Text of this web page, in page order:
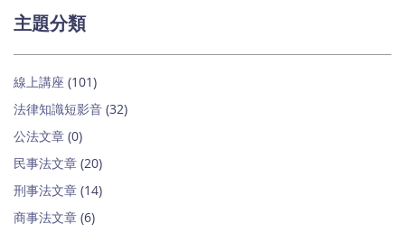
主題分類
線上講座 (101)
法律知識短影音 (32)
公法文章 (0)
民事法文章 (20)
刑事法文章 (14)
商事法文章 (6)